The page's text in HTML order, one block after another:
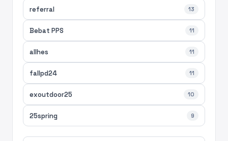
referral 13
Bebat PPS 11
allhes 11
fallpd24 11
exoutdoor25 10
25spring 9